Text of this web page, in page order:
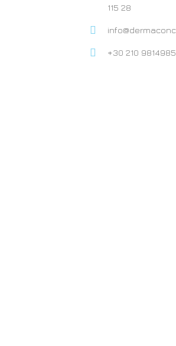
115 28
+30 210 9814985